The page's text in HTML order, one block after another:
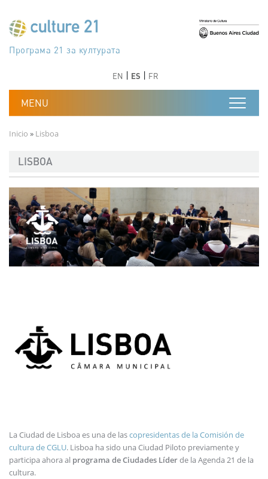
جدول أعمال القرن 21 للثقافة
Програма 21 за културата
Agenda 21 de la cultura
Agjenda 21 për kulturë
Agenda 21 van cultuur
Agenda 21 for culture
Kulturaren Agenda 21
Agenda 21 de la culture
Axenda 21 da cultura
Agenda 21 für Kultur
Agenda 21 della cultura
文化のためのアジェンダ21
دستورکار 21 برای فرهنگ
Agenda 21 dla kultury
Agenda 21 da cultura
Повестка дня 21 для культуры
Agenda 21 za kulturu
Agenda 21 de la cultura
Agenda 21 för kulturen
Kültür için Gündem 21
Порядок денний 21 для культури
EN ES FR
Ruta de navegación
Inicio Lisboa
LISBOA
Imagen
La Ciudad de Lisboa es una de lascopresidentas de la Comisión de
cultura de CGLU. Lisboa ha sido una Ciudad Piloto previamente y
participa ahora al programa de Ciudades Líderde la Agenda 21 de la
cultura.